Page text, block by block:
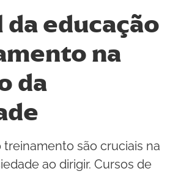
da educação
na
da
treinamento são cruciais na
ao dirigir. Cursos de